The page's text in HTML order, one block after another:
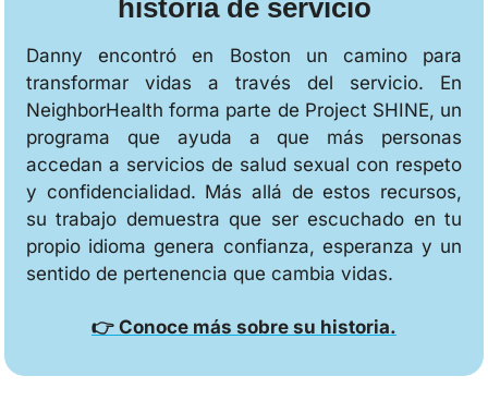
historia de servicio
Danny encontró en Boston un camino para
transformar vidas a través del servicio. En
NeighborHealth forma parte de Project SHINE, un
programa que ayuda a que más personas
accedan a servicios de salud sexual con respeto
y confidencialidad. Más allá de estos recursos,
su trabajo demuestra que ser escuchado en tu
propio idioma genera confianza, esperanza y un
sentido de pertenencia que cambia vidas.
👉 Conoce más sobre su historia.